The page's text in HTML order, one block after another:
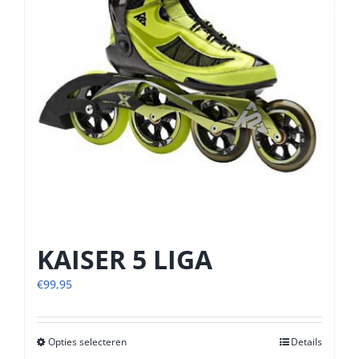
op
de
productpagina
KAISER 5 LIGA
€99,95
Opties selecterenDit
Details